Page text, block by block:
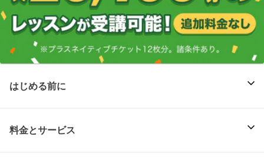
はじめる前に
料金とサービス